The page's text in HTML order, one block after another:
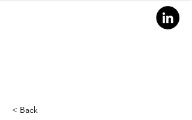
< Back